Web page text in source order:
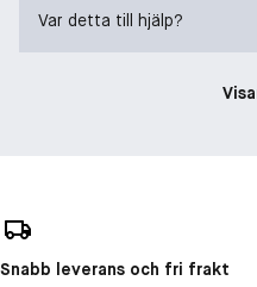
Var detta till hjälp?
Snabb leverans och fri frakt